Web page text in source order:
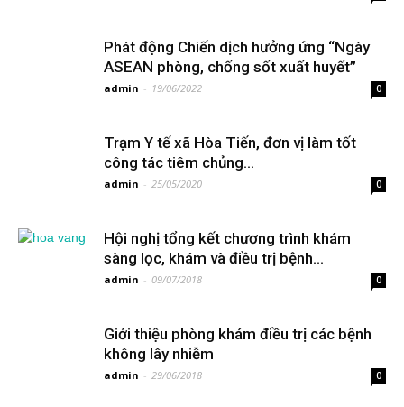
Phát động Chiến dịch hưởng ứng “Ngày
ASEAN phòng, chống sốt xuất huyết”
admin - 19/06/2022 0
Trạm Y tế xã Hòa Tiến, đơn vị làm tốt
công tác tiêm chủng...
admin - 25/05/2020 0
Hội nghị tổng kết chương trình khám
sàng lọc, khám và điều trị bệnh...
admin - 09/07/2018 0
Giới thiệu phòng khám điều trị các bệnh
không lây nhiễm
admin - 29/06/2018 0